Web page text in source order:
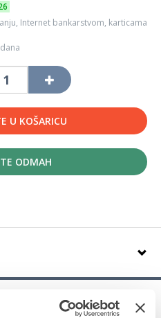
Internet bankarstvom, karticama
U KOŠARICU
ODMAH
guma sportskih performansi